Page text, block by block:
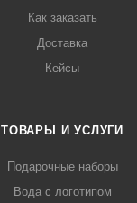
Как заказать
Доставка
Кейсы
ТОВАРЫ И УСЛУГИ
Подарочные наборы
Вода с логотипом